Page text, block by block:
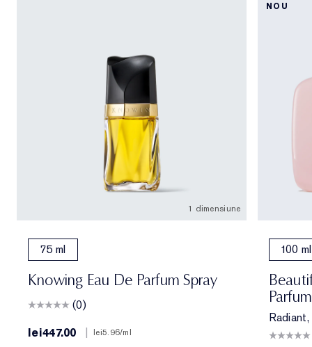
1 dimensiune
75 ml
Knowing Eau De Parfum Spray
(0)
lei447.00
| lei5.96/ml
NOU
100 ml